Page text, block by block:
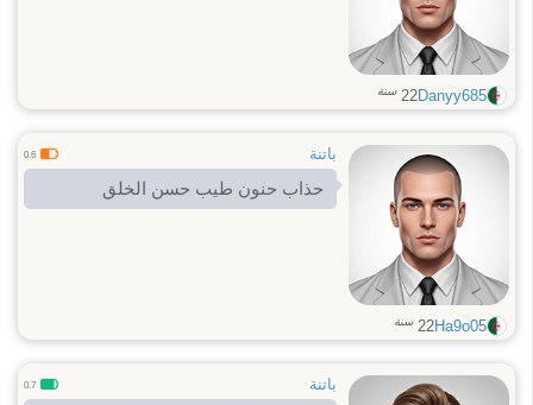
Danyy685
22 سنة
باتنة 0.6
حذاب حنون طيب حسن الخلق
Ha9o05
22 سنة
باتنة 0.7